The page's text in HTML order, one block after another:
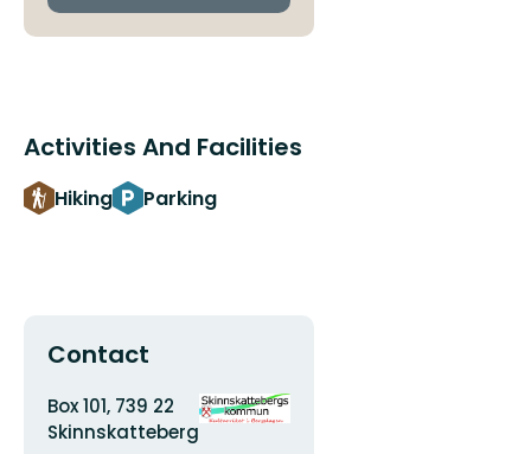
Activities And Facilities
Hiking Parking
Contact
Address
Box 101, 739 22
Skinnskatteberg
Organization
logotype